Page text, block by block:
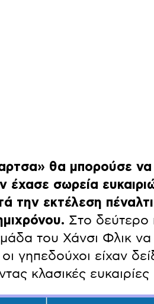
θα μπορούσε να
έχασε σωρεία
την εκτέλεση
Στο δεύτερο
του Χάνσι Φλικ
γηπεδούχοι είχαν
κλασικές